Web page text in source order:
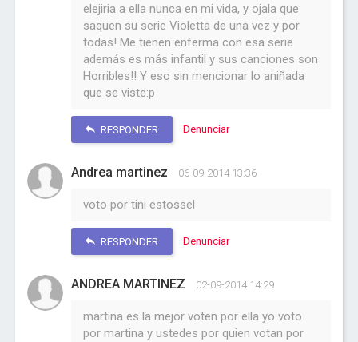
elejiria a ella nunca en mi vida, y ojala que
saquen su serie Violetta de una vez y por
todas! Me tienen enferma con esa serie
además es más infantil y sus canciones son
Horribles!! Y eso sin mencionar lo aniñada
que se viste:p
RESPONDER Denunciar
Andrea martinez 06-09-2014 13:36
voto por tini estossel
RESPONDER Denunciar
ANDREA MARTINEZ 02-09-2014 14:29
martina es la mejor voten por ella yo voto
por martina y ustedes por quien votan por